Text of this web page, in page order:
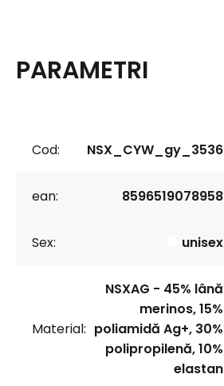
PARAMETRI
Cod: NSX_CYW_gy_3536
ean: 8596519078958
Sex: unisex
Material:
NSXAG - 45% lână
merinos, 15%
poliamidă Ag+, 30%
polipropilenă, 10%
elastan